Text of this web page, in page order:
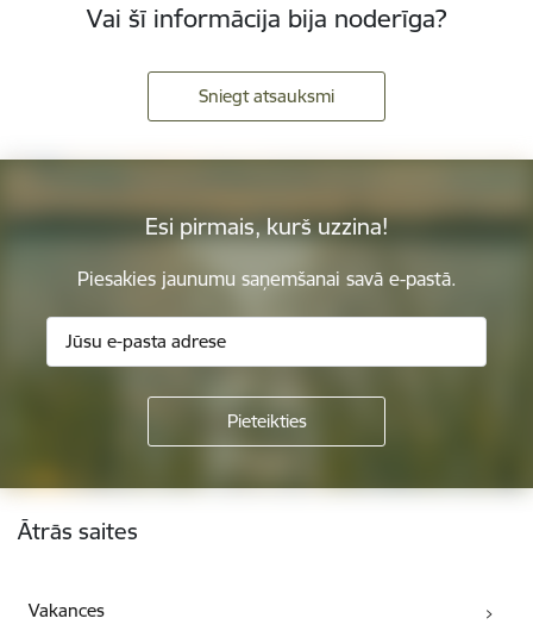
Vai šī informācija bija noderīga?
Sniegt atsauksmi
Esi pirmais, kurš uzzina!
Piesakies jaunumu saņemšanai savā e-pastā.
Kājene
Ātrās saites
Vakances